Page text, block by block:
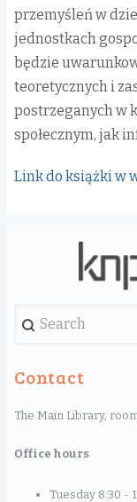
przemyśleń w
jednostkach
będzie
teoretycznych i
postrzeganych w
społecznym, jak
Link do książki w
Search
Contact
The Main Library,
Office hours
Tuesday 8:30 -